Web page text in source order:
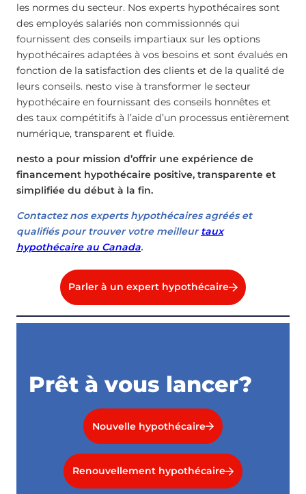
les normes du secteur. Nos experts hypothécaires sont
des employés salariés non commissionnés qui
fournissent des conseils impartiaux sur les options
hypothécaires adaptées à vos besoins et sont évalués en
fonction de la satisfaction des clients et de la qualité de
leurs conseils. nesto vise à transformer le secteur
hypothécaire en fournissant des conseils honnêtes et
des taux compétitifs à l’aide d’un processus entièrement
numérique, transparent et fluide.
nesto a pour mission d’offrir une expérience de
financement hypothécaire positive, transparente et
simplifiée du début à la fin.
Contactez nos experts hypothécaires agréés et
qualifiés pour trouver votre meilleurtaux
hypothécaire au Canada.
Parler à un expert hypothécaire
Prêt à vous lancer?
Nouvelle hypothécaire
Renouvellement hypothécaire